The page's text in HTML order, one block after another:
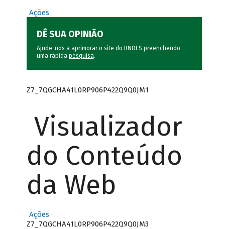
Ações
DÊ SUA OPINIÃO
Ajude-nos a aprimorar o site do BNDES preenchendo
uma rápida pesquisa.
Z7_7QGCHA41L0RP906P422Q9Q0JM1
Visualizador
do Conteúdo
da Web
Ações
Z7_7QGCHA41L0RP906P422Q9Q0JM3